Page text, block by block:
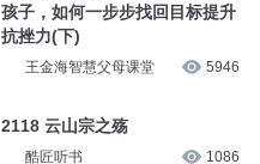
孩子，如何一步步找回目标提升
抗挫力(下)
王金海智慧父母课堂 5946
2118 云山宗之殇
酷匠听书 1086